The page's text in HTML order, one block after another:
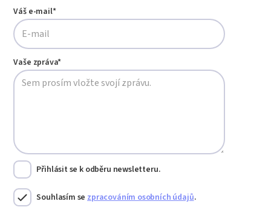
Váš e-mail*
Vaše zpráva*
Přihlásit se k odběru newsletteru.
Souhlasím sezpracováním osobních údajů.